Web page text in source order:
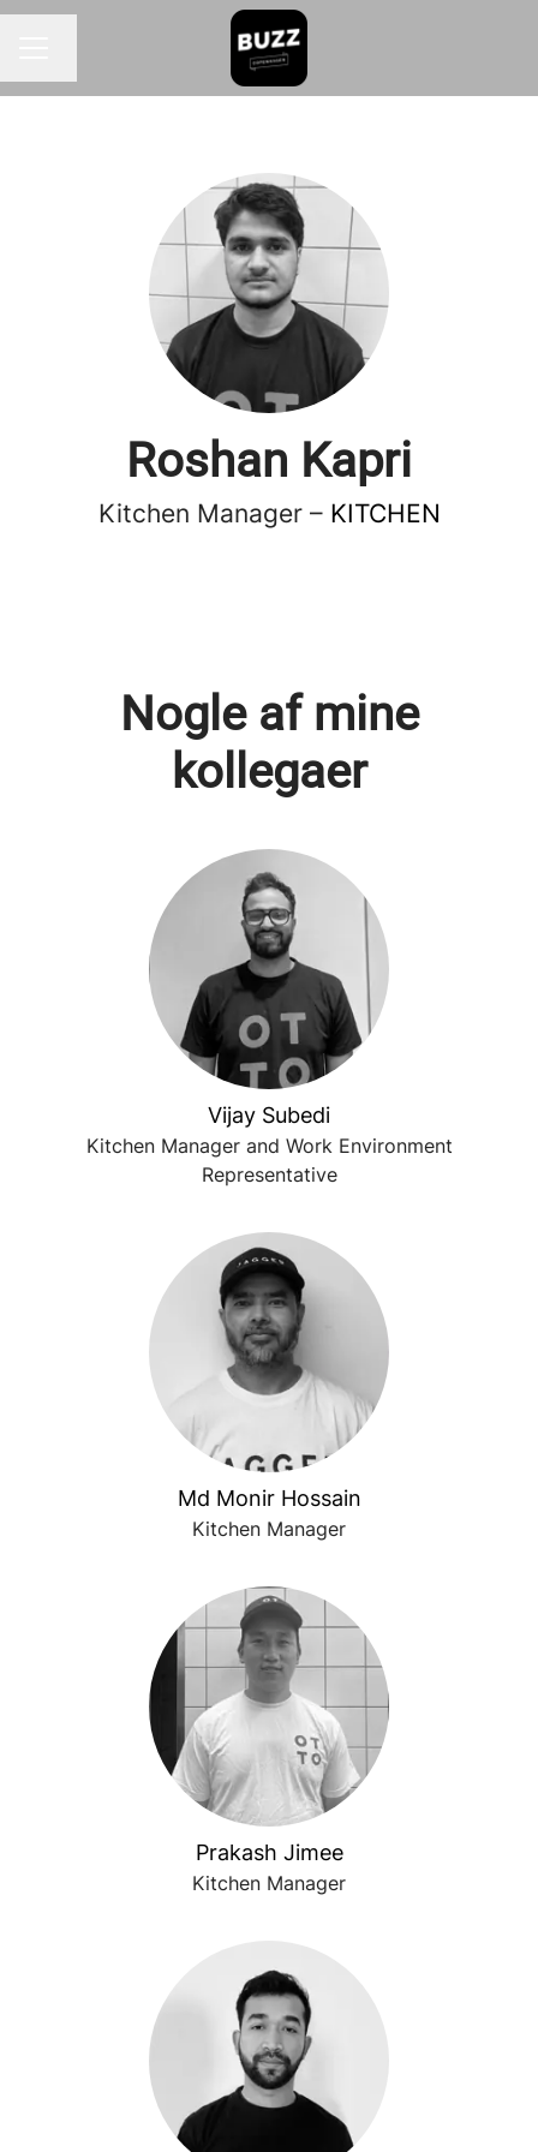
Roshan Kapri
Kitchen Manager – KITCHEN
Nogle af mine
kollegaer
Vijay Subedi
Kitchen Manager and Work Environment
Representative
Md Monir Hossain
Kitchen Manager
Prakash Jimee
Kitchen Manager